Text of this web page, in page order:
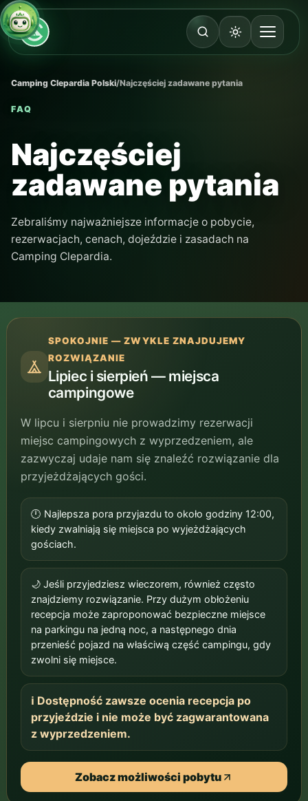
Camping Clepardia Polski/Najczęściej zadawane pytania
FAQ
Najczęściej
zadawane pytania
Zebraliśmy najważniejsze informacje o pobycie,
rezerwacjach, cenach, dojeździe i zasadach na
Camping Clepardia.
SPOKOJNIE — ZWYKLE ZNAJDUJEMY
ROZWIĄZANIE
Lipiec i sierpień — miejsca
campingowe
W lipcu i sierpniu nie prowadzimy rezerwacji
miejsc campingowych z wyprzedzeniem, ale
zazwyczaj udaje nam się znaleźć rozwiązanie dla
przyjeżdżających gości.
🕛 Najlepsza pora przyjazdu to około godziny 12:00,
kiedy zwalniają się miejsca po wyjeżdżających
gościach.
🌙 Jeśli przyjedziesz wieczorem, również często
znajdziemy rozwiązanie. Przy dużym obłożeniu
recepcja może zaproponować bezpieczne miejsce
na parkingu na jedną noc, a następnego dnia
przenieść pojazd na właściwą część campingu, gdy
zwolni się miejsce.
ℹ️ Dostępność zawsze ocenia recepcja po
przyjeździe i nie może być zagwarantowana
z wyprzedzeniem.
Zobacz możliwości pobytu